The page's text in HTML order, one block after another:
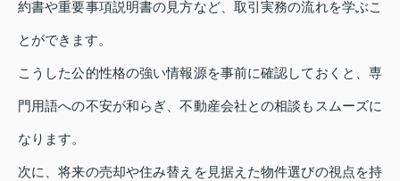
約書や重要事項説明書の見方など、取引実務の流れを学ぶこ
とができます。
こうした公的性格の強い情報源を事前に確認しておくと、専
門用語への不安が和らぎ、不動産会社との相談もスムーズに
なります。
次に、将来の売却や住み替えを見据えた物件選びの視点を持